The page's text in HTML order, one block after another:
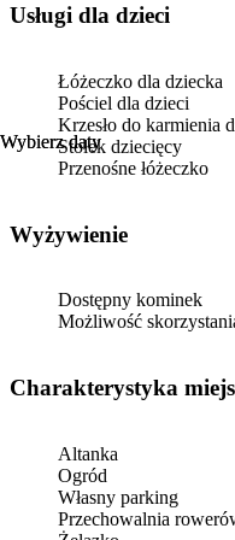
Wybierz daty
Wybierz daty
usługi dla dzieci
Łóżeczko dla dziecka
Pościel dla dzieci
Krzesło do karmienia
Stołek dziecięcy
Przenośne łóżeczko
Wyżywienie
Dostępny kominek
Możliwość
Charakterystyka
Altanka
Ogród
Własny parking
Przechowalnia